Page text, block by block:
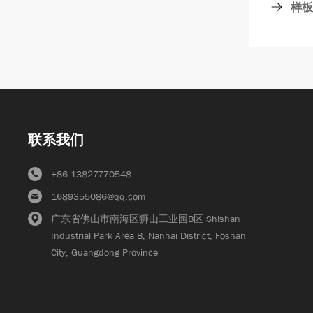
样
联系我们
+86 13827770548
1689355086@qq.com
广东省佛山市南海区狮山工业园B区 Shishan
Industrial Park Area B, Nanhai District, Foshan
City, Guangdong Province